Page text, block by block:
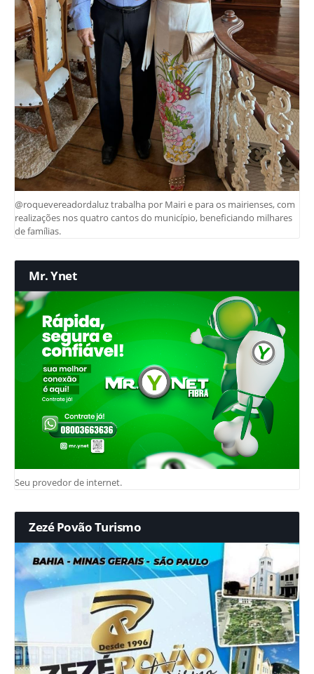
@roquevereadordaluz trabalha por Mairi e para os mairienses, com
realizações nos quatro cantos do município, beneficiando milhares
de famílias.
Mr. Ynet
Seu provedor de internet.
Zezé Povão Turismo